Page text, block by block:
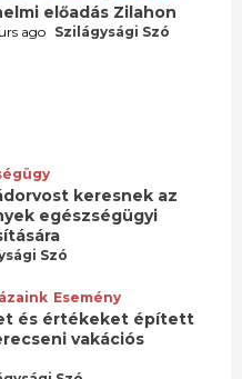
előadás Zilahon
ago Szilágysági Szó
keresnek az
egészségügyi
Szó
Esemény
és értékeket épített
vakációs